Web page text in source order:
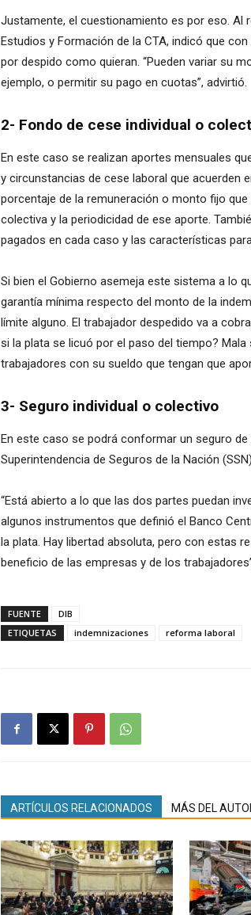
Justamente, el cuestionamiento es por eso. Al
Estudios y Formación de la CTA, indicó que
por despido como quieran. “Pueden variar su
ejemplo, o permitir su pago en cuotas”, advirtió.
2- Fondo de cese individual o
En este caso se realizan aportes mensuales
y circunstancias de cese laboral que acuerden
porcentaje de la remuneración o monto fijo
colectiva y la periodicidad de ese aporte.
pagados en cada caso y las características
Si bien el Gobierno asemeja este sistema a lo
garantía mínima respecto del monto de la
límite alguno. El trabajador despedido va a
si la plata se licuó por el paso del tiempo?
trabajadores con su sueldo que tengan que
3- Seguro individual o colectivo
En este caso se podrá conformar un seguro
Superintendencia de Seguros de la Nación
“Está abierto a lo que las dos partes puedan
algunos instrumentos que definió el Banco
la plata. Hay libertad absoluta, pero con estas
beneficio de las empresas y de los
FUENTE
DIB
ETIQUETAS
indemnizaciones reforma laboral
ARTÍCULOS RELACIONADOS MÁS DEL